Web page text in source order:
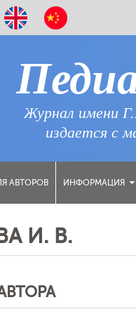
Журнал имени
издается с
АВТОРОВ ИНФОРМАЦИЯ
И. В.